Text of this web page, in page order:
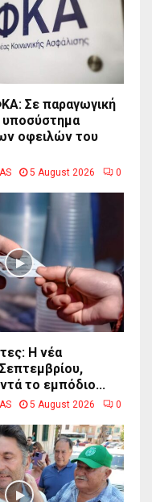
Σε παραγωγική
υποσύστημα
οφειλών του
5 August 2026 0
Η νέα
το εμπόδιο...
5 August 2026 0